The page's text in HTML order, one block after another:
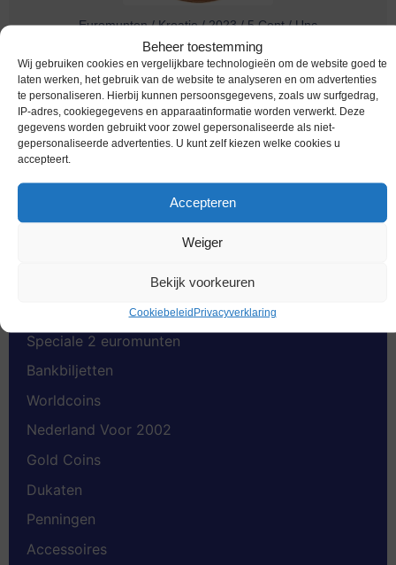
Beheer toestemming
Wij gebruiken cookies en vergelijkbare technologieën om de website goed te
laten werken, het gebruik van de website te analyseren en om advertenties
te personaliseren. Hierbij kunnen persoonsgegevens, zoals uw surfgedrag,
IP-adres, cookiegegevens en apparaatinformatie worden verwerkt. Deze
gegevens worden gebruikt voor zowel gepersonaliseerde als niet-
gepersonaliseerde advertenties. U kunt zelf kiezen welke cookies u
accepteert.
Accepteren
Weiger
Bekijk voorkeuren
CookiebeleidPrivacyverklaring
Euromunten / Kroatie / 2023 / 5 Cent / Unc
€ 0,95
Terug naar vorige pagina
Speciale 2 euromunten
Bankbiljetten
Worldcoins
Nederland Voor 2002
Gold Coins
Dukaten
Penningen
Accessoires